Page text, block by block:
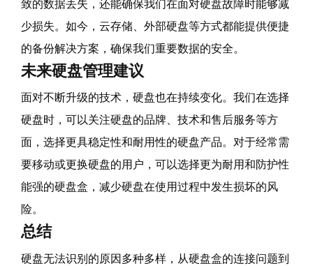
致的数据丢失，还能确保我们在面对硬盘故障时能够减
少损失。如今，云存储、外部硬盘等方式都能提供便捷
的备份解决方案，确保我们重要数据的安全。
未来硬盘管理建议
面对不断升级的技术，硬盘也在持续变化。我们在选择
硬盘时，可以关注硬盘的品牌、技术和售后服务等方
面，选择更具稳定性和耐用性的硬盘产品。对于经常需
要移动或更换硬盘的用户，可以选择更为耐用和防护性
能强的硬盘盒，减少硬盘在使用过程中发生损坏的风
险。
总结
硬盘无法识别的原因多种多样，从硬盘盒的连接问题到